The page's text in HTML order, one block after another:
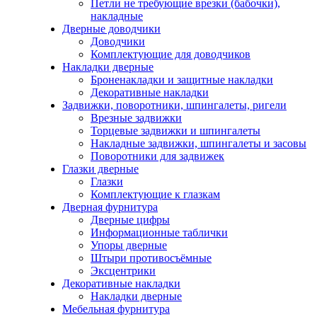
Петли не требующие врезки (бабочки),
накладные
Дверные доводчики
Доводчики
Комплектующие для доводчиков
Накладки дверные
Броненакладки и защитные накладки
Декоративные накладки
Задвижки, поворотники, шпингалеты, ригели
Врезные задвижки
Торцевые задвижки и шпингалеты
Накладные задвижки, шпингалеты и засовы
Поворотники для задвижек
Глазки дверные
Глазки
Комплектующие к глазкам
Дверная фурнитура
Дверные цифры
Информационные таблички
Упоры дверные
Штыри противосъёмные
Эксцентрики
Декоративные накладки
Накладки дверные
Мебельная фурнитура